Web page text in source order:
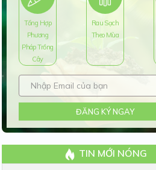
Tổng Hợp
Phương
Pháp Trồng
Cây
Rau Sạch
Theo Mùa
ĐĂNG KÝ NGAY
TIN MỚI NÓNG